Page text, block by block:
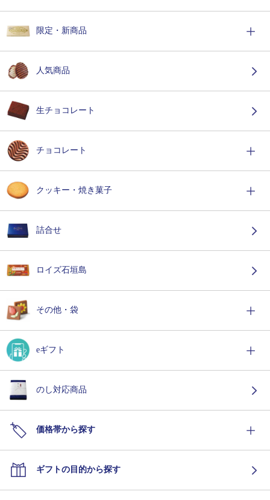
限定・新商品
人気商品
生チョコレート
チョコレート
クッキー・焼き菓子
詰合せ
ロイズ石垣島
その他・袋
eギフト
のし対応商品
価格帯から探す
ギフトの目的から探す